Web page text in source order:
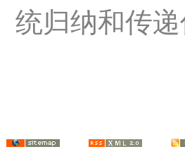
统归纳和传